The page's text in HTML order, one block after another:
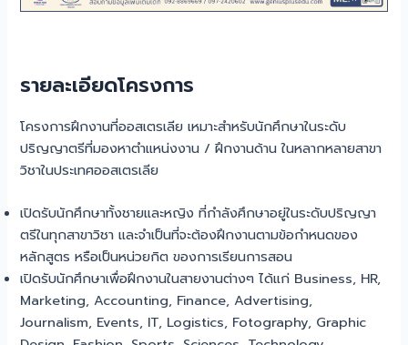
รายละเอียดโครงการ
โครงการฝึกงานที่ออสเตรเลีย เหมาะสำหรับนักศึกษาในระดับ
ปริญญาตรีที่มองหาตำแหน่งงาน / ฝึกงานด้าน ในหลากหลายสาขา
วิชาในประเทศออสเตรเลีย
เปิดรับนักศึกษาทั้งชายและหญิง ที่กำลังศึกษาอยู่ในระดับปริญญา
ตรีในทุกสาขาวิชา และจำเป็นที่จะต้องฝึกงานตามข้อกำหนดของ
หลักสูตร หรือเป็นหน่วยกิต ของการเรียนการสอน
เปิดรับนักศึกษาเพื่อฝึกงานในสายงานต่างๆ ได้แก่ Business, HR,
Marketing, Accounting, Finance, Advertising,
Journalism, Events, IT, Logistics, Fotography, Graphic